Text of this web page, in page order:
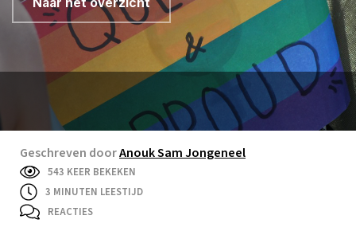
Geschreven doorAnouk Sam Jongeneel
543 KEER BEKEKEN
3 MINUTEN LEESTIJD
REACTIES